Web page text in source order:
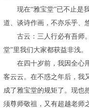
现在“雅宝堂”已不止是我
道、谈诗作画，不亦乐乎、
古云：三人行必有吾师。
堂”里我们大家都获益非浅。
在四十岁前，我因全心用
客云云。在不惑之年后，我
成了雅宝堂的规矩了。现也
须尊师敬祖，又有超越老师